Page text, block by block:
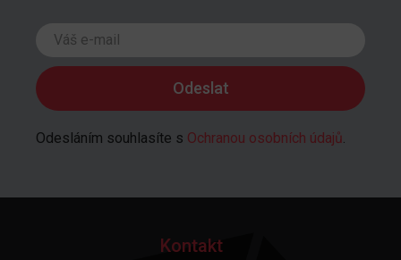
Odesláním souhlasíte s Ochranou osobních údajů.
Kontakt